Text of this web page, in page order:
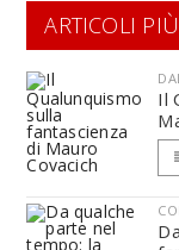
ARTICOLI
Il